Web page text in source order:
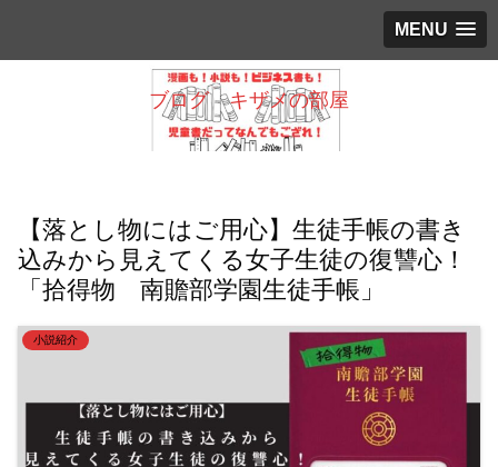
MENU
ブログ キザメの部屋
【落とし物にはご用心】生徒手帳の書き
込みから見えてくる女子生徒の復讐心！
「拾得物 南贍部学園生徒手帳」
小説紹介